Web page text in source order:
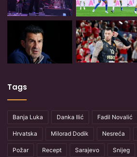
Tags
Banja Luka Danka Ilić Fadil Novalić
Hrvatska Milorad Dodik Nesreća
Požar Recept Sarajevo Snijeg